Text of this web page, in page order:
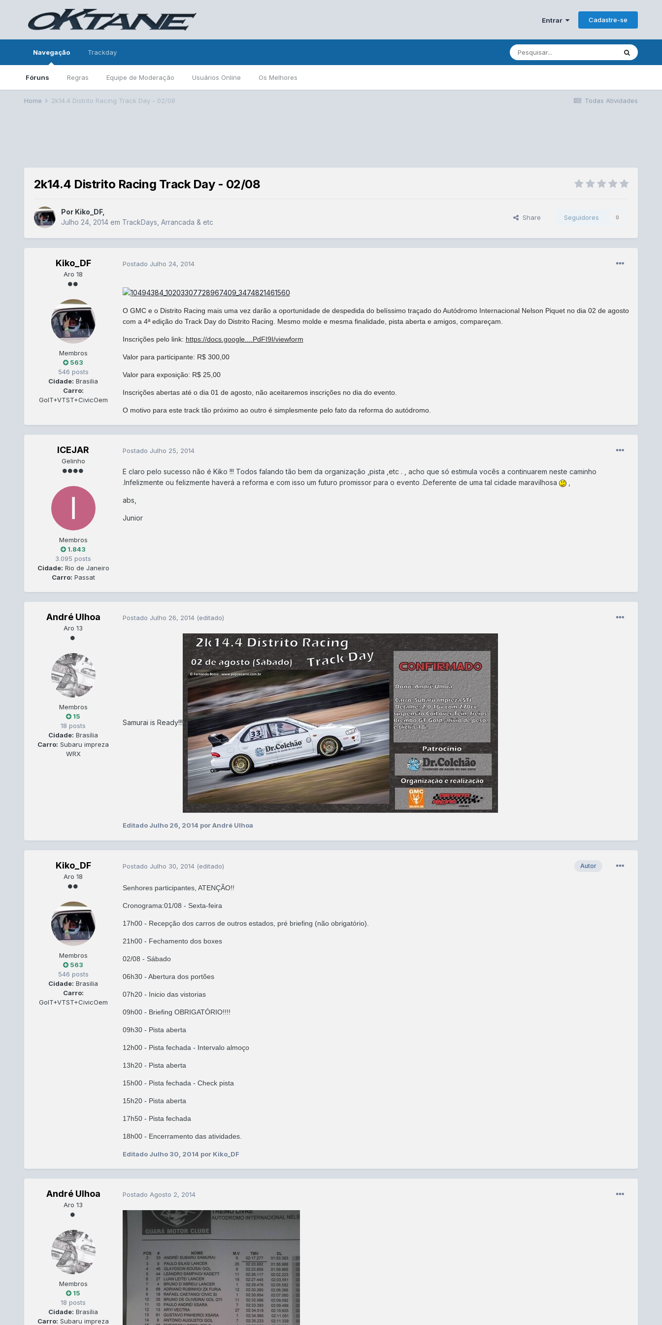
Entrar Cadastre-se
Navegação
Fóruns Regras Equipe de Moderação Usuários Online Os Melhores
Trackday
Todas Atividades
Home 2k14.4 Distrito Racing Track Day - 02/08
2k14.4 Distrito Racing Track Day - 02/08
Por Kiko_DF,
Julho 24, 2014 em TrackDays, Arrancada & etc
Share Seguidores 0
Kiko_DF
Aro 18
Membros
563
546 posts
Cidade: Brasilia
Carro:
GolT+VTST+CivicOem
Postado Julho 24, 2014
O GMC e o Distrito Racing mais uma vez darão a oportunidade de despedida do belíssimo traçado do Autódromo Internacional Nelson Piquet no dia 02 de agosto
com a 4ª edição do Track Day do Distrito Racing. Mesmo molde e mesma finalidade, pista aberta e amigos, compareçam.
Inscrições pelo link: https://docs.google....PdFI9I/viewform
Valor para participante: R$ 300,00
Valor para exposição: R$ 25,00
Inscrições abertas até o dia 01 de agosto, não aceitaremos inscrições no dia do evento.
O motivo para este track tão próximo ao outro é simplesmente pelo fato da reforma do autódromo.
ICEJAR
Gelinho
Membros
1.843
3.095 posts
Cidade: Rio de Janeiro
Carro: Passat
Postado Julho 25, 2014
E claro pelo sucesso não é Kiko !!! Todos falando tão bem da organização ,pista ,etc . , acho que só estimula vocês a continuarem neste caminho
.Infelizmente ou felizmente haverá a reforma e com isso um futuro promissor para o evento .Deferente de uma tal cidade maravilhosa
,
abs,
Junior
André Ulhoa
Aro 13
Membros
15
18 posts
Cidade: Brasília
Carro: Subaru impreza
WRX
Postado Julho 26, 2014 (editado)
Samurai is Ready!!!
Editado Julho 26, 2014 por André Ulhoa
Kiko_DF
Aro 18
Membros
563
546 posts
Cidade: Brasilia
Carro:
GolT+VTST+CivicOem
Autor
Postado Julho 30, 2014 (editado)
Senhores participantes, ATENÇÃO!!
Cronograma:01/08 - Sexta-feira
17h00 - Recepção dos carros de outros estados, pré briefing (não obrigatório).
21h00 - Fechamento dos boxes
02/08 - Sábado
06h30 - Abertura dos portões
07h20 - Inicio das vistorias
09h00 - Briefing OBRIGATÓRIO!!!!
09h30 - Pista aberta
12h00 - Pista fechada - Intervalo almoço
13h20 - Pista aberta
15h00 - Pista fechada - Check pista
15h20 - Pista aberta
17h50 - Pista fechada
18h00 - Encerramento das atividades.
Editado Julho 30, 2014 por Kiko_DF
André Ulhoa
Aro 13
Membros
15
18 posts
Cidade: Brasília
Carro: Subaru impreza
Postado Agosto 2, 2014